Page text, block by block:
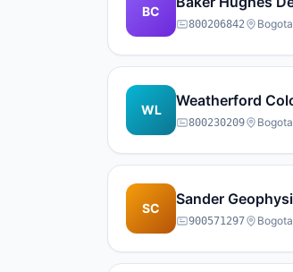
BC
800206842 Bogota
WL
Weatherford
800230209 Bogota
SC
Sander
900571297 Bogota